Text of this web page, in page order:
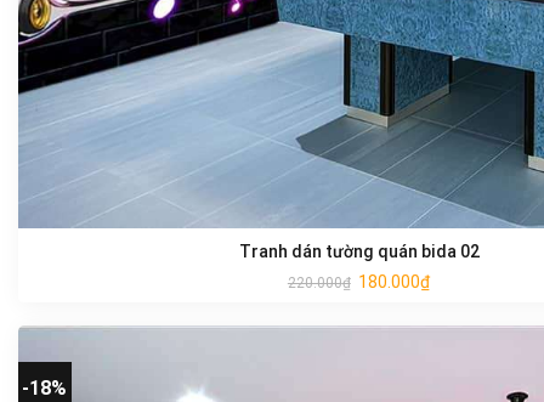
Tranh dán tường quán bida 02
220.000₫ 180.000₫
-18%